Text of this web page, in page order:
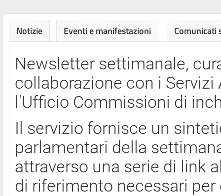
Notizie Eventi e manifestazioni Comunicati
Newsletter settimanale,
collaborazione con i
l'Ufficio Commissioni di
Il servizio fornisce un
parlamentari della
attraverso una serie di link
di riferimento necessari